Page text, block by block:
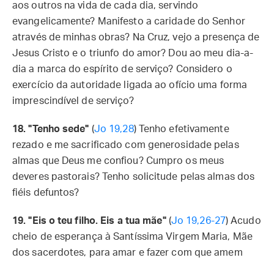
aos outros na vida de cada dia, servindo
evangelicamente? Manifesto a caridade do Senhor
através de minhas obras? Na Cruz, vejo a presença de
Jesus Cristo e o triunfo do amor? Dou ao meu dia-a-
dia a marca do espírito de serviço? Considero o
exercício da autoridade ligada ao ofício uma forma
imprescindível de serviço?
18. "Tenho sede" (Jo 19,28) Tenho efetivamente
rezado e me sacrificado com generosidade pelas
almas que Deus me confiou? Cumpro os meus
deveres pastorais? Tenho solicitude pelas almas dos
fiéis defuntos?
19. "Eis o teu filho. Eis a tua mãe"(Jo 19,26-27) Acudo
cheio de esperança à Santíssima Virgem Maria, Mãe
dos sacerdotes, para amar e fazer com que amem